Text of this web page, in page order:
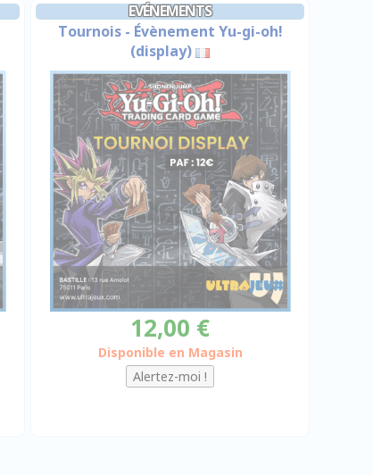
EVÉNEMENTS
Tournois - Évènement Yu-gi-oh!
(display)
12,00 €
Disponible en Magasin